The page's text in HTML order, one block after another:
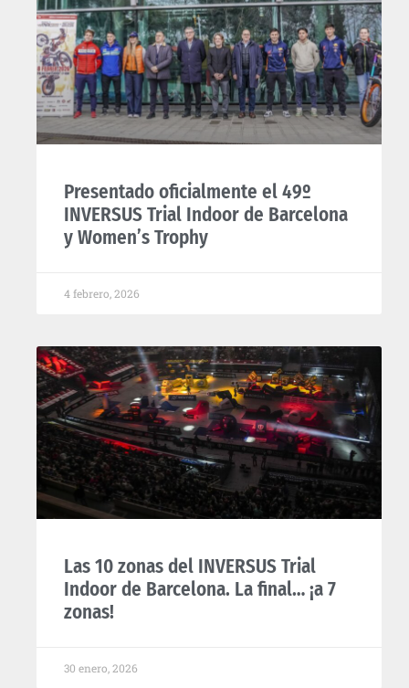
Presentado oficialmente el 49º
INVERSUS Trial Indoor de Barcelona
y Women’s Trophy
4 febrero, 2026
Las 10 zonas del INVERSUS Trial
Indoor de Barcelona. La final… ¡a 7
zonas!
30 enero, 2026